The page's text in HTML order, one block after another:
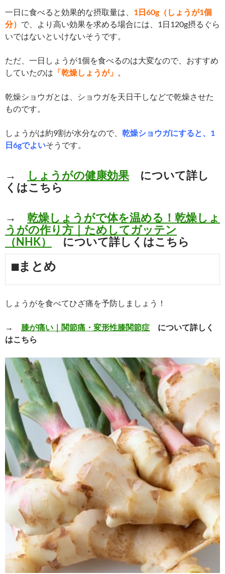
一日に食べると効果的な摂取量は、 1日60g（しょうが1個
分） で、より高い効果を求める場合には、1日120g摂るぐら
いではないといけないそうです。
ただ、一日しょうが1個を食べるのは大変なので、おすすめ
していたのは 「乾燥しょうが」 。
乾燥ショウガとは、ショウガを天日干しなどで乾燥させた
ものです。
しょうがは約9割が水分なので、 乾燥ショウガにすると、1
日6gでよいそうです。
→ しょうがの健康効果 について詳し
くはこちら
→ 乾燥しょうがで体を温める！乾燥しょ
うがの作り方｜ためしてガッテン
（NHK）
について詳しくはこちら
■まとめ
しょうがを食べてひざ痛を予防しましょう！
→ 膝が痛い｜関節痛・変形性膝関節症 について詳しく
はこちら